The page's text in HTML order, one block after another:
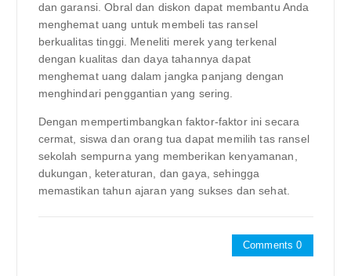
dan garansi. Obral dan diskon dapat membantu Anda
menghemat uang untuk membeli tas ransel
berkualitas tinggi. Meneliti merek yang terkenal
dengan kualitas dan daya tahannya dapat
menghemat uang dalam jangka panjang dengan
menghindari penggantian yang sering.
Dengan mempertimbangkan faktor-faktor ini secara
cermat, siswa dan orang tua dapat memilih tas ransel
sekolah sempurna yang memberikan kenyamanan,
dukungan, keteraturan, dan gaya, sehingga
memastikan tahun ajaran yang sukses dan sehat.
Comments 0